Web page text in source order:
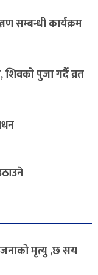
सम्बन्धी कार्यक्रम
पुजा गर्दै व्रत
जनाको मृत्यु ,छ सय